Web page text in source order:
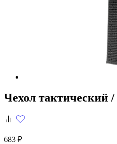
Чехол тактический /
683 ₽